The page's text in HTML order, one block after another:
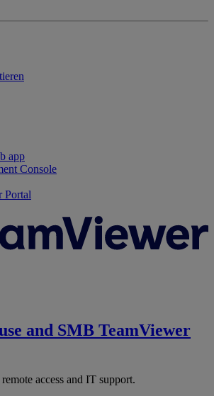
app
Console
Portal
and SMB TeamViewer
access and IT support.